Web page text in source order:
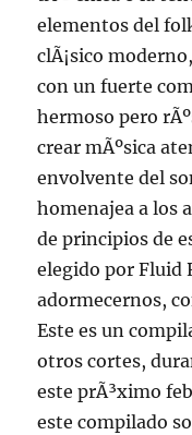
elementos del
clÃ¡sico
con un fuerte
hermoso pero
crear mÃºsica
envolvente del
homenajea a los
de principios de
elegido por Fluid
adormecernos,
Este es un
otros cortes,
este prÃ³ximo
este compilado